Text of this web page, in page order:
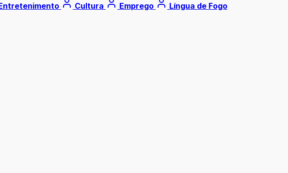
Cultura Emprego Língua de Fogo